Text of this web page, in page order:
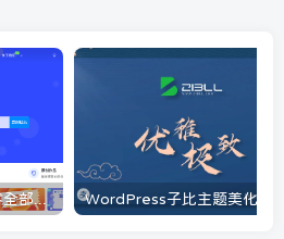
子比主题美化 – 墨星博客全部美化教程分享